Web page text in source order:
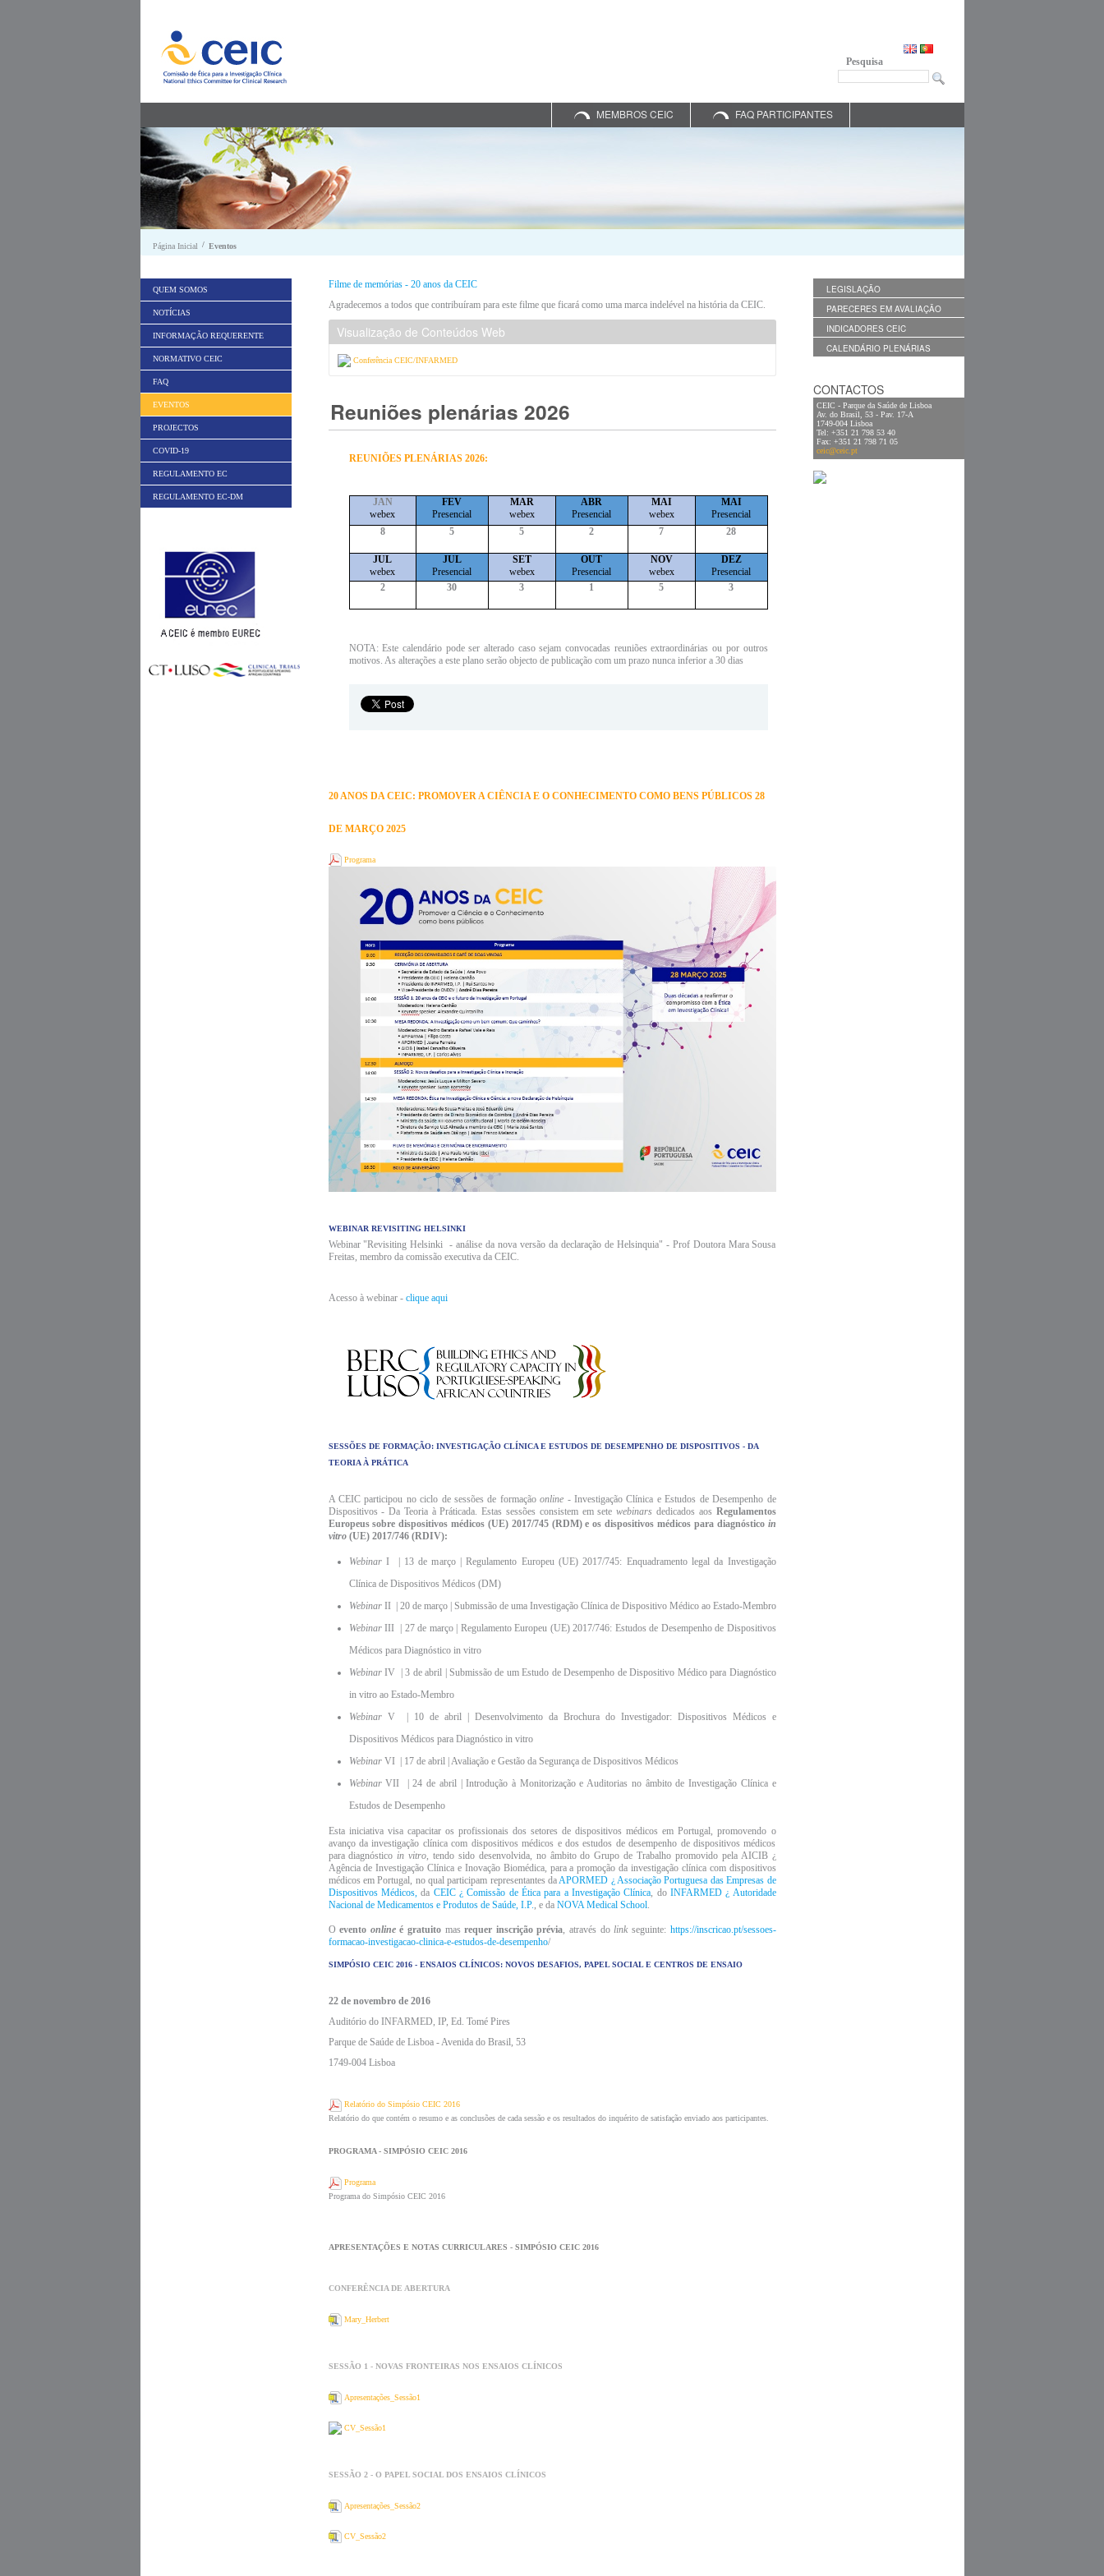
Pesquisa
MEMBROS CEIC FAQ PARTICIPANTES
Página Inicial / Eventos
QUEM SOMOS
NOTÍCIAS
INFORMAÇÃO REQUERENTE
NORMATIVO CEIC
FAQ
EVENTOS
PROJECTOS
COVID-19
REGULAMENTO EC
REGULAMENTO EC-DM
Filme de memórias - 20 anos da CEIC
Agradecemos a todos que contribuíram para este filme que ficará como uma marca indelével na história da CEIC.
Visualização de Conteúdos Web
Conferência CEIC/INFARMED
Reuniões plenárias 2026
REUNIÕES PLENÁRIAS 2026:
JAN
webex
FEV
Presencial
MAR
webex
ABR
Presencial
MAI
webex
MAI
Presencial
8
5 5 2 7 28
JUL
webex
JUL
Presencial
SET
webex
OUT
Presencial
NOV
webex
DEZ
Presencial
2
30 3 1 5 3
NOTA: Este calendário pode ser alterado caso sejam convocadas reuniões extraordinárias ou por outros
motivos. As alterações a este plano serão objecto de publicação com um prazo nunca inferior a 30 dias
20 ANOS DA CEIC: PROMOVER A CIÊNCIA E O CONHECIMENTO COMO BENS PÚBLICOS 28
DE MARÇO 2025
Programa
WEBINAR REVISITING HELSINKI
Webinar "Revisiting Helsinki - análise da nova versão da declaração de Helsinquia" - Prof Doutora Mara Sousa
Freitas, membro da comissão executiva da CEIC.
Acesso à webinar - clique aqui
SESSÕES DE FORMAÇÃO: INVESTIGAÇÃO CLÍNICA E ESTUDOS DE DESEMPENHO DE DISPOSITIVOS - DA
TEORIA À PRÁTICA
A CEIC participou no ciclo de sessões de formaçãoonline - Investigação Clínica e Estudos de Desempenho de
Dispositivos - Da Teoria à Práticada. Estas sessões consistem em setewebinars dedicados aos Regulamentos
Europeus sobre dispositivos médicos (UE) 2017/745 (RDM) e os dispositivos médicos para diagnóstico in
vitro (UE) 2017/746 (RDIV):
WebinarI | 13 de março | Regulamento Europeu (UE) 2017/745: Enquadramento legal da Investigação
Clínica de Dispositivos Médicos (DM)
WebinarII | 20 de março | Submissão de uma Investigação Clínica de Dispositivo Médico ao Estado-Membro
WebinarIII | 27 de março | Regulamento Europeu (UE) 2017/746: Estudos de Desempenho de Dispositivos
Médicos para Diagnóstico in vitro
WebinarIV | 3 de abril | Submissão de um Estudo de Desempenho de Dispositivo Médico para Diagnóstico
in vitro ao Estado-Membro
WebinarV | 10 de abril | Desenvolvimento da Brochura do Investigador: Dispositivos Médicos e
Dispositivos Médicos para Diagnóstico in vitro
WebinarVI | 17 de abril | Avaliação e Gestão da Segurança de Dispositivos Médicos
WebinarVII | 24 de abril | Introdução à Monitorização e Auditorias no âmbito de Investigação Clínica e
Estudos de Desempenho
Esta iniciativa visa capacitar os profissionais dos setores de dispositivos médicos em Portugal, promovendo o
avanço da investigação clínica com dispositivos médicos e dos estudos de desempenho de dispositivos médicos
para diagnósticoin vitro, tendo sido desenvolvida, no âmbito do Grupo de Trabalho promovido pela AICIB ¿
Agência de Investigação Clínica e Inovação Biomédica, para a promoção da investigação clínica com dispositivos
médicos em Portugal, no qual participam representantes daAPORMED ¿ Associação Portuguesa das Empresas de
Dispositivos Médicos,da CEIC ¿ Comissão de Ética para a Investigação Clínica, do INFARMED ¿ Autoridade
Nacional de Medicamentos e Produtos de Saúde, I.P., e da NOVA Medical School.
Oevento onlineé gratuito mas requer inscrição prévia, através dolinkseguinte: https://inscricao.pt/sessoes-
formacao-investigacao-clinica-e-estudos-de-desempenho/
SIMPÓSIO CEIC 2016 - ENSAIOS CLÍNICOS: NOVOS DESAFIOS, PAPEL SOCIAL E CENTROS DE ENSAIO
22 de novembro de 2016
Auditório do INFARMED, IP, Ed. Tomé Pires
Parque de Saúde de Lisboa - Avenida do Brasil, 53
1749-004 Lisboa
Relatório do Simpósio CEIC 2016
Relatório do que contém o resumo e as conclusões de cada sessão e os resultados do inquérito de satisfação enviado aos participantes.
PROGRAMA - SIMPÓSIO CEIC 2016
Programa
Programa do Simpósio CEIC 2016
APRESENTAÇÕES E NOTAS CURRICULARES - SIMPÓSIO CEIC 2016
CONFERÊNCIA DE ABERTURA
Mary_Herbert
SESSÃO 1 - NOVAS FRONTEIRAS NOS ENSAIOS CLÍNICOS
Apresentações_Sessão1
CV_Sessão1
SESSÃO 2 - O PAPEL SOCIAL DOS ENSAIOS CLÍNICOS
Apresentações_Sessão2
CV_Sessão2
LEGISLAÇÃO
PARECERES EM AVALIAÇÃO
INDICADORES CEIC
CALENDÁRIO PLENÁRIAS
CONTACTOS
CEIC - Parque da Saúde de Lisboa
Av. do Brasil, 53 - Pav. 17-A
1749-004 Lisboa
Tel: +351 21 798 53 40
Fax: +351 21 798 71 05
ceic@ceic.pt